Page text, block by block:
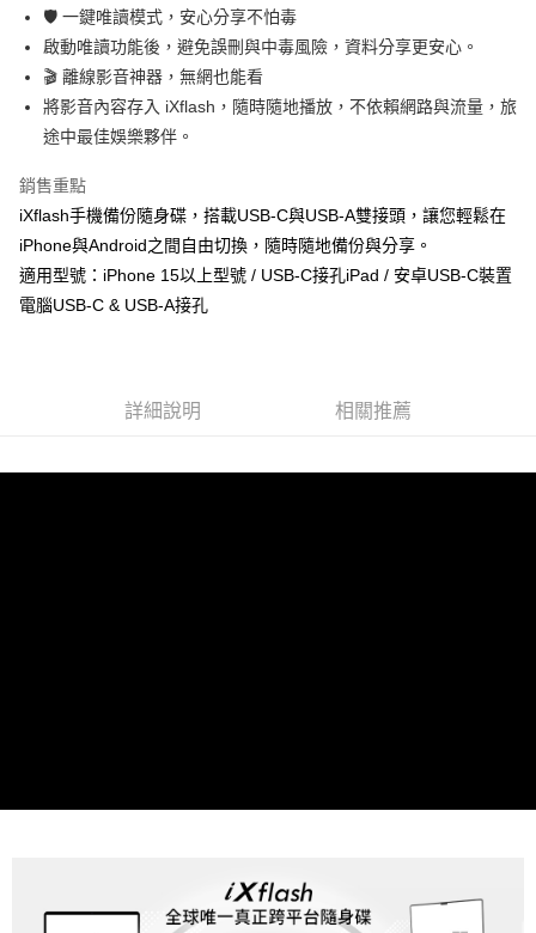
全家取貨付款
免運費
7-11取貨付款
免運費
免運費
🛡️ 一鍵唯讀模式，安心分享不怕毒
啟動唯讀功能後，避免誤刪與中毒風險，資料分享更安心。
🎬 離線影音神器，無網也能看
將影音內容存入 iXflash，隨時隨地播放，不依賴網路與流量，旅
途中最佳娛樂夥伴。
銷售重點
iXflash手機備份隨身碟，搭載USB-C與USB-A雙接頭，讓您輕鬆在
iPhone與Android之間自由切換，隨時隨地備份與分享。
適用型號：iPhone 15以上型號 / USB-C接孔iPad / 安卓USB-C裝置
電腦USB-C & USB-A接孔
詳細說明 相關推薦